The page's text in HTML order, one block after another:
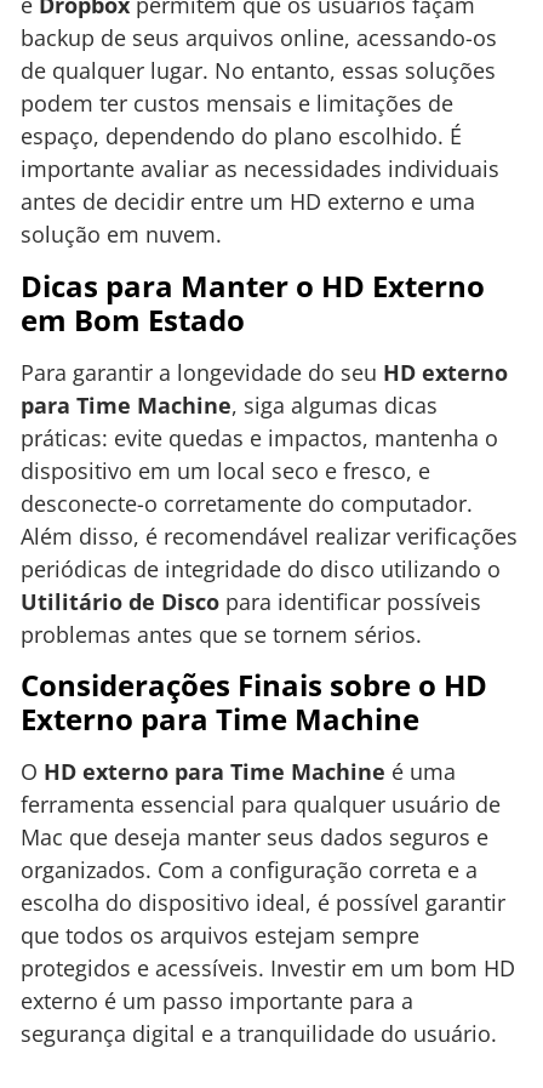
backup de seus arquivos online, acessando-os
de qualquer lugar. No entanto, essas soluções
podem ter custos mensais e limitações de
espaço, dependendo do plano escolhido. É
importante avaliar as necessidades individuais
antes de decidir entre um HD externo e uma
solução em nuvem.
Dicas para Manter o HD Externo
em Bom Estado
Para garantir a longevidade do seu HD externo
para Time Machine, siga algumas dicas
práticas: evite quedas e impactos, mantenha o
dispositivo em um local seco e fresco, e
desconecte-o corretamente do computador.
Além disso, é recomendável realizar verificações
periódicas de integridade do disco utilizando o
Utilitário de Disco para identificar possíveis
problemas antes que se tornem sérios.
Considerações Finais sobre o HD
Externo para Time Machine
O HD externo para Time Machine é uma
ferramenta essencial para qualquer usuário de
Mac que deseja manter seus dados seguros e
organizados. Com a configuração correta e a
escolha do dispositivo ideal, é possível garantir
que todos os arquivos estejam sempre
protegidos e acessíveis. Investir em um bom HD
externo é um passo importante para a
segurança digital e a tranquilidade do usuário.